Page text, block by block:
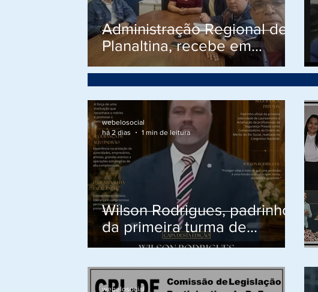
Administração Regional de
Planaltina, recebe em
reunião integrantes da
do Projeto Social do
Cidadão na região.
Wilson Rodrigues, padrinho
da primeira turma de
Comendadores da Ordem
integrantes da segurança
webelosocial
há 2 dias
1 min de leitura
webelosocial